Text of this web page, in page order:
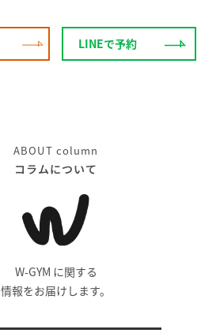
LINEで予約
ABOUT column
コラムについて
W-GYM に関する
情報をお届けします。